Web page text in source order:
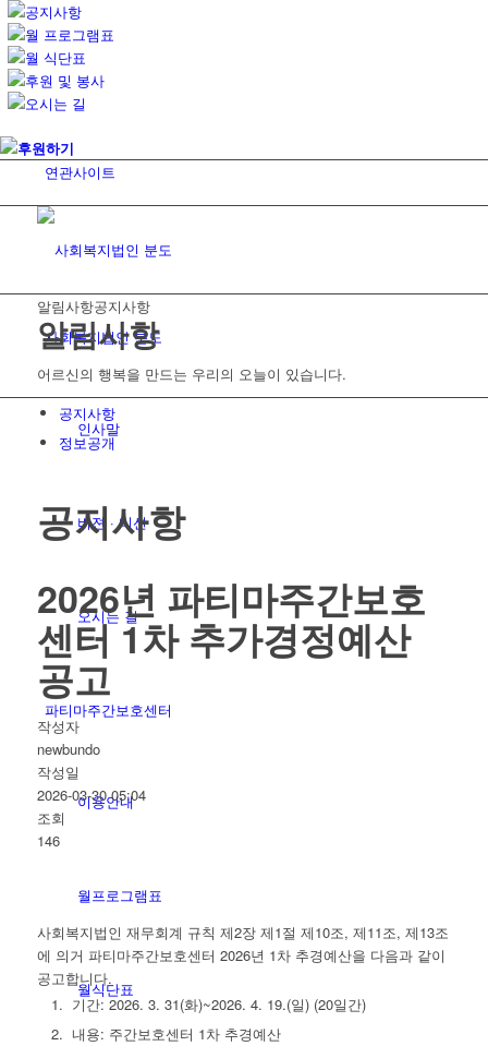
공지사항
월 프로그램표
월 식단표
후원 및 봉사
오시는 길
후원하기
연관사이트
사회복지법인 분도
인사말
비젼 · 미션
오시는 길
파티마주간보호센터
이용안내
월프로그램표
월식단표
알림사항공지사항
알림사항
어르신의 행복을 만드는 우리의 오늘이 있습니다.
공지사항
정보공개
공지사항
2026년 파티마주간보호
센터 1차 추가경정예산
공고
작성자
newbundo
작성일
2026-03-30 05:04
조회
146
사회복지법인 재무회계 규칙 제2장 제1절 제10조, 제11조, 제13조
에 의거 파티마주간보호센터 2026년 1차 추경예산을 다음과 같이
공고합니다.
기간: 2026. 3. 31(화)~2026. 4. 19.(일) (20일간)
내용: 주간보호센터 1차 추경예산